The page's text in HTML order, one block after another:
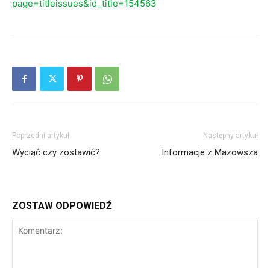
page=titleissues&id_title=154563
Poprzedni artykuł
Wyciąć czy zostawić?
Następny artykuł
Informacje z Mazowsza
ZOSTAW ODPOWIEDŹ